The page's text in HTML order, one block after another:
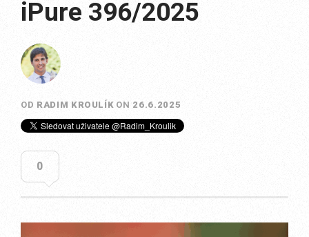
iPure 396/2025
OD RADIM KROULÍK ON 26.6.2025
0